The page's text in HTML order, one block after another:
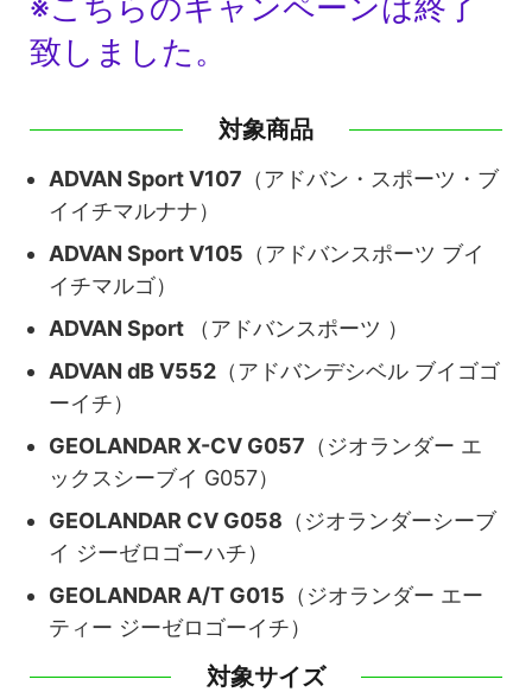
致しました。
対象商品
ADVAN Sport V107 （アドバン・スポーツ・ブ
イイチマルナナ）
ADVAN Sport V105 （アドバンスポーツ ブイ
イチマルゴ）
ADVAN Sport
（アドバンスポーツ ）
ADVAN dB V552 （アドバンデシベル ブイゴゴ
ーイチ）
GEOLANDAR X-CV G057 （ジオランダー エ
ックスシーブイ G057）
GEOLANDAR CV G058 （ジオランダーシーブ
イ ジーゼロゴーハチ）
GEOLANDAR A/T G015 （ジオランダー エー
ティー ジーゼロゴーイチ）
対象サイズ